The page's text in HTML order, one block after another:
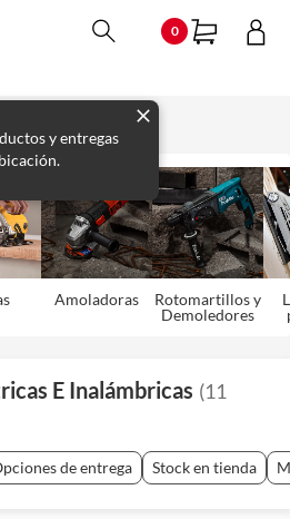
0
y entregas
Amoladoras
Rotomartillos y
Demoledores
E Inalámbricas (11
de entrega Stock en tienda